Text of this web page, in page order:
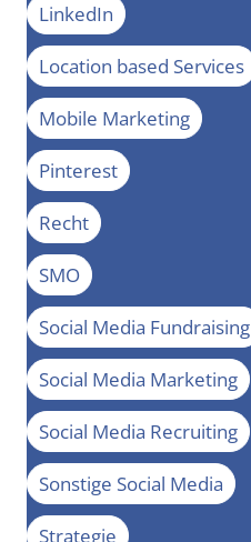
LinkedIn
Location based Services
Mobile Marketing
Pinterest
Recht
SMO
Social Media Fundraising
Social Media Marketing
Social Media Recruiting
Sonstige Social Media
Strategie